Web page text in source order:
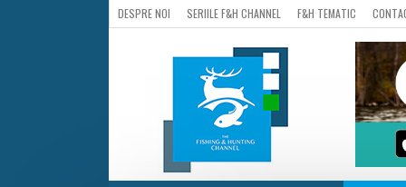
DESPRE NOI SERIILE F&H CHANNEL F&H TEMATIC